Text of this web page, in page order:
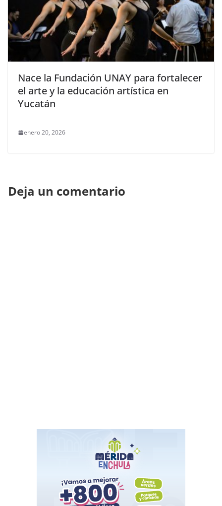
Nace la Fundación UNAY para fortalecer
el arte y la educación artística en
Yucatán
enero 20, 2026
Deja un comentario